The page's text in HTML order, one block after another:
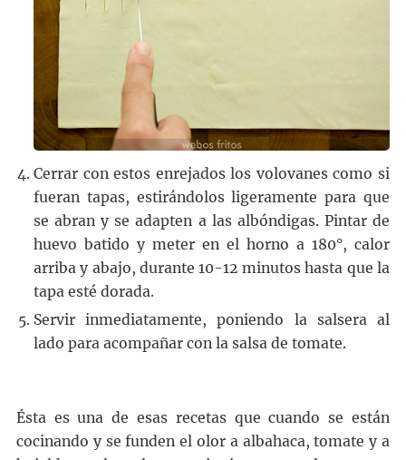
Cerrar con estos enrejados los volovanes como si
fueran tapas, estirándolos ligeramente para que
se abran y se adapten a las albóndigas. Pintar de
huevo batido y meter en el horno a 180°, calor
arriba y abajo, durante 10-12 minutos hasta que la
tapa esté dorada.
Servir inmediatamente, poniendo la salsera al
lado para acompañar con la salsa de tomate.
Ésta es una de esas recetas que cuando se están
cocinando y se funden el olor a albahaca, tomate y a